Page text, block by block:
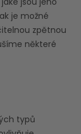
je možné
zpětnou
některé
typů